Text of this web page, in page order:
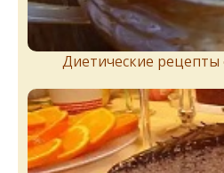
Диетические